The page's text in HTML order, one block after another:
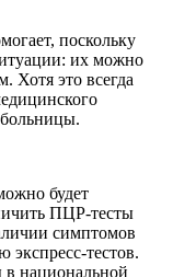
поскольку
их можно
Хотя это всегда
больницы.
будет
ПЦР-тесты
симптомов
экспресс-тестов.
в национальной